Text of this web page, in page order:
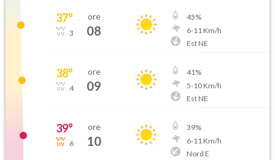
37°
3
ore
08
45%
6-11 Km/h
Est NE
38°
4
ore
09
41%
5-10Km/h
Est NE
39°
6
ore
10
39%
6-11 Km/h
Nord E